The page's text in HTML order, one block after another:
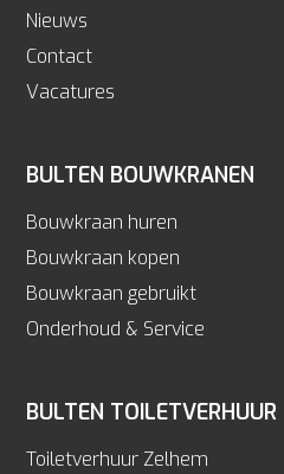
Nieuws
Contact
Vacatures
BULTEN BOUWKRANEN
Bouwkraan huren
Bouwkraan kopen
Bouwkraan gebruikt
Onderhoud & Service
BULTEN TOILETVERHUUR
Toiletverhuur Zelhem